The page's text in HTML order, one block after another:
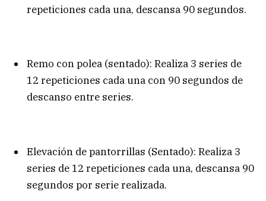
repeticiones cada una, descansa 90 segundos.
Remo con polea (sentado): Realiza 3 series de
12 repeticiones cada una con 90 segundos de
descanso entre series.
Elevación de pantorrillas (Sentado): Realiza 3
series de 12 repeticiones cada una, descansa 90
segundos por serie realizada.